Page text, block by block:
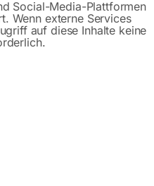
Social-Media-Plattformen
Wenn externe Services
auf diese Inhalte keine